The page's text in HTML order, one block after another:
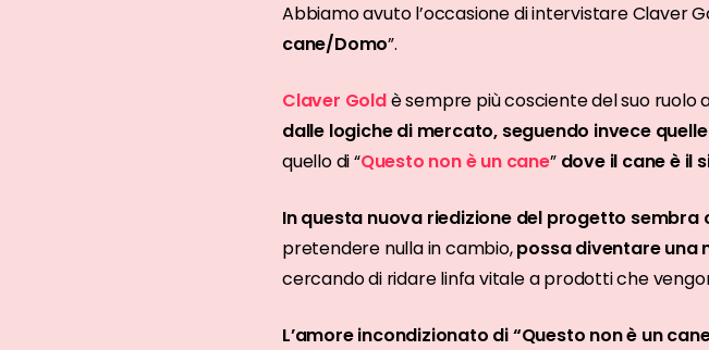
Abbiamo avuto l’occasione di intervistare Claver
cane/Domo”.
Claver Goldè sempre più cosciente del suo ruolo
dalle logiche di mercato, seguendo invece
quello di “Questo non è un cane” dove il cane è il
In questa nuova riedizione del progetto
pretendere nulla in cambio,possa diventare una
cercando di ridare linfa vitale a prodotti che
L’amore incondizionato di “Questo non è un